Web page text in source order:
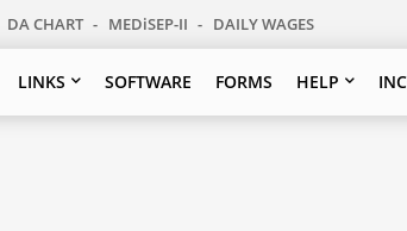
DA CHART MEDiSEP-II DAILY WAGES
LINKS SOFTWARE FORMS HELP